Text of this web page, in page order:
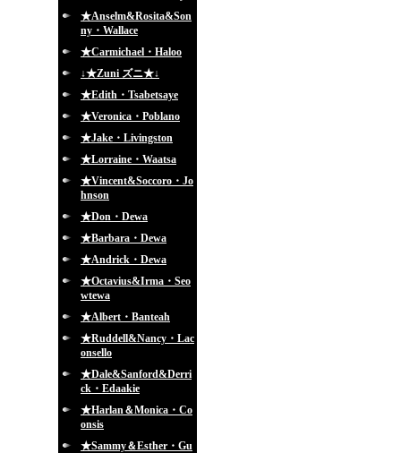
★Anselm&Rosita&Son
ny・Wallace
★Carmichael・Haloo
↓★Zuni ズニ★↓
★Edith・Tsabetsaye
★Veronica・Poblano
★Jake・Livingston
★Lorraine・Waatsa
★Vincent&Soccoro・Jo
hnson
★Don・Dewa
★Barbara・Dewa
★Andrick・Dewa
★Octavius&Irma・Seo
wtewa
★Albert・Banteah
★Ruddell&Nancy・Lac
onsello
★Dale&Sanford&Derri
ck・Edaakie
★Harlan＆Monica・Co
onsis
★Sammy＆Esther・Gu